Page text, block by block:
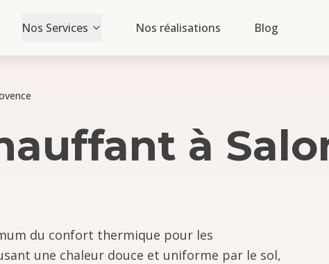
Nos Services Nos réalisations Blog
à
du confort thermique pour les
une chaleur douce et uniforme par le sol,